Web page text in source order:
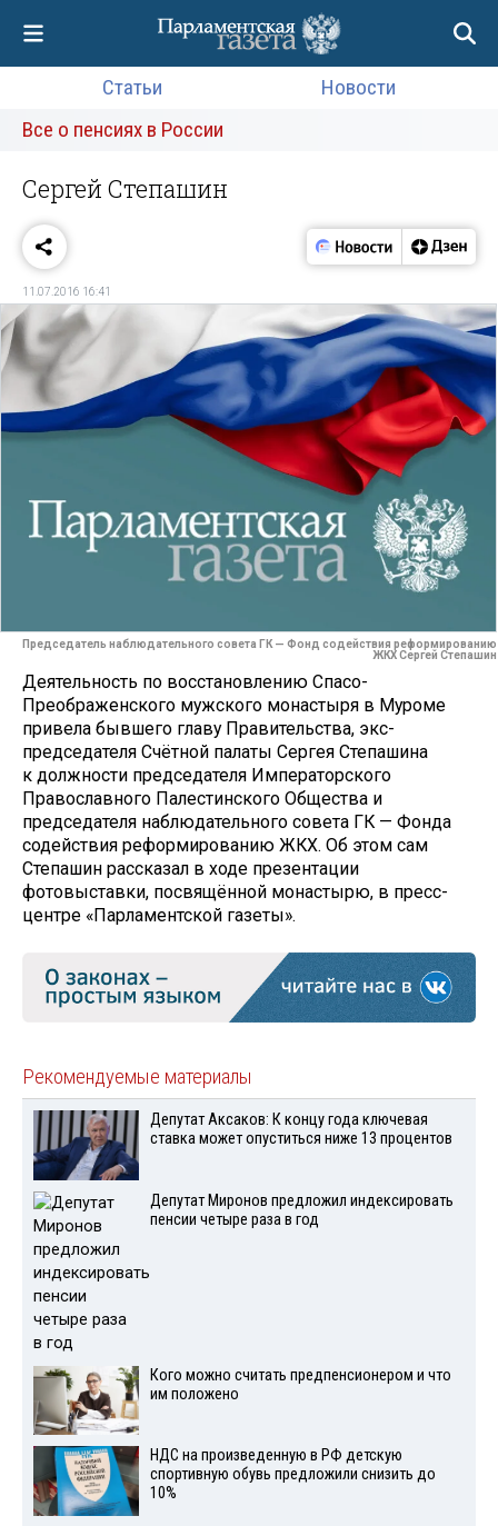
Статьи
Новости
Все о пенсиях в России
Сергей Степашин
11.07.2016 16:41
Председатель наблюдательного совета ГК — Фонд содействия реформированию
ЖКХ Сергей Степашин
Деятельность по восстановлению Спасо-
Преображенского мужского монастыря в Муроме
привела бывшего главу Правительства, экс-
председателя Счётной палаты Сергея Степашина
к должности председателя Императорского
Православного Палестинского Общества и
председателя наблюдательного совета ГК — Фонда
содействия реформированию ЖКХ. Об этом сам
Степашин рассказал в ходе презентации
фотовыставки, посвящённой монастырю, в пресс-
центре «Парламентской газеты».
Рекомендуемые материалы
Депутат Аксаков: К концу года ключевая
ставка может опуститься ниже 13 процентов
Депутат Миронов предложил индексировать
пенсии четыре раза в год
Кого можно считать предпенсионером и что
им положено
НДС на произведенную в РФ детскую
спортивную обувь предложили снизить до
10%